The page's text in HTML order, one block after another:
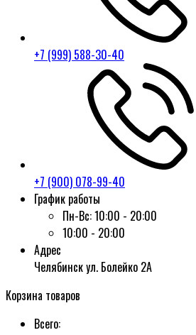
+7 (999) 588-30-40
+7 (900) 078-99-40
График работы
Пн-Вс:10:00 - 20:00
10:00 - 20:00
Адрес
Челябинск ул. Болейко 2А
Корзина товаров
Всего: